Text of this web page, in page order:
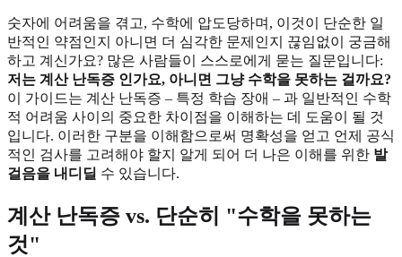
숫자에 어려움을 겪고, 수학에 압도당하며, 이것이 단순한 일
반적인 약점인지 아니면 더 심각한 문제인지 끊임없이 궁금해
하고 계신가요? 많은 사람들이 스스로에게 묻는 질문입니다:
저는 계산 난독증 인가요, 아니면 그냥 수학을 못하는 걸까요?
이 가이드는 계산 난독증 – 특정 학습 장애 – 과 일반적인 수학
적 어려움 사이의 중요한 차이점을 이해하는 데 도움이 될 것
입니다. 이러한 구분을 이해함으로써 명확성을 얻고 언제 공식
적인 검사를 고려해야 할지 알게 되어 더 나은 이해를 위한 발
걸음을 내디딜 수 있습니다.
계산 난독증 vs. 단순히 "수학을 못하는
것"